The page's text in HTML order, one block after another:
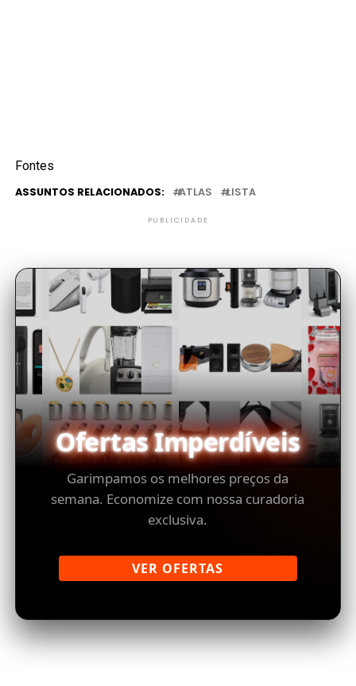
Fontes
ASSUNTOS RELACIONADOS: ATLAS LISTA
PUBLICIDADE
Ofertas Imperdíveis
Garimpamos os melhores preços da
semana. Economize com nossa curadoria
exclusiva.
VER OFERTAS